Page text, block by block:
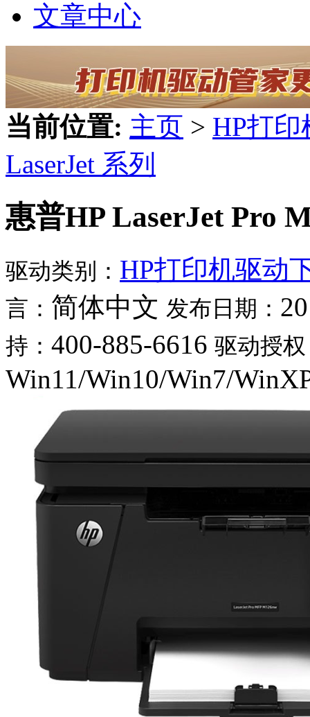
文章中心
当前位置: 主页 > HP打
LaserJet 系列
惠普HP LaserJet Pro
驱动类别： HP打印机驱动
言： 简体中文 发布日期：
持： 400-885-6616 驱动授
Win11/Win10/Win7/